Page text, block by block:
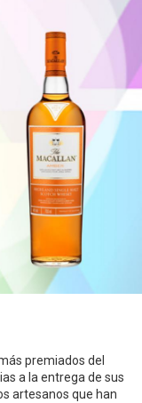
premiados del
a la entrega de sus
artesanos que han